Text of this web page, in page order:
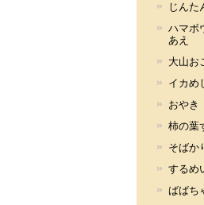
じんた
ハマボ
あえ
大山お
イカめ
おやき
柿の葉
そばか
するめ
ばばち